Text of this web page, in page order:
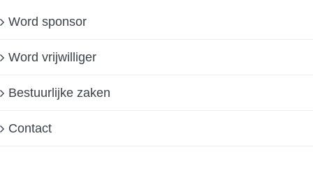
Word sponsor
Word vrijwilliger
Bestuurlijke zaken
Contact